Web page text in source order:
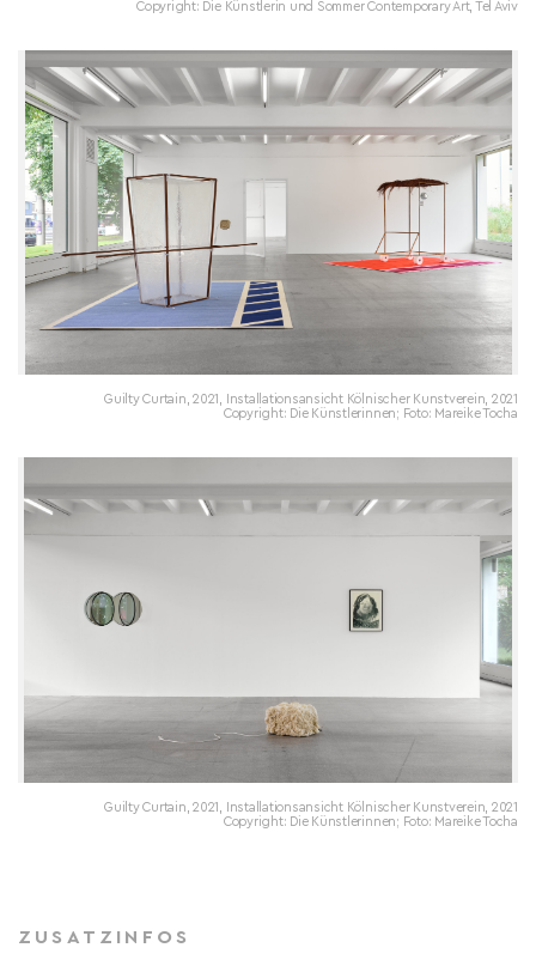
Copyright: Die Künstlerin und Sommer Contemporary Art, Tel Aviv
Guilty Curtain, 2021, Installationsansicht Kölnischer Kunstverein, 2021
Copyright: Die Künstlerinnen; Foto: Mareike Tocha
Guilty Curtain, 2021, Installationsansicht Kölnischer Kunstverein, 2021
Copyright: Die Künstlerinnen; Foto: Mareike Tocha
ZUSATZINFOS